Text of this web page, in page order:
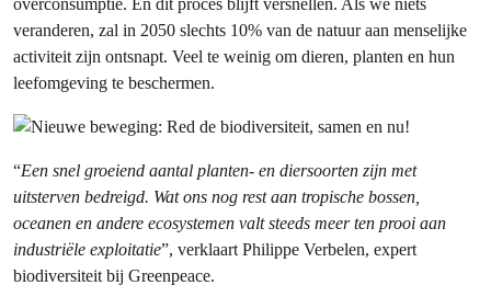
veranderen, zal in 2050 slechts 10% van de natuur aan menselijke
activiteit zijn ontsnapt. Veel te weinig om dieren, planten en hun
leefomgeving te beschermen.
“Een snel groeiend aantal planten- en diersoorten zijn met
uitsterven bedreigd. Wat ons nog rest aan tropische bossen,
oceanen en andere ecosystemen valt steeds meer ten prooi aan
industriële exploitatie”, verklaart Philippe Verbelen, expert
biodiversiteit bij Greenpeace.